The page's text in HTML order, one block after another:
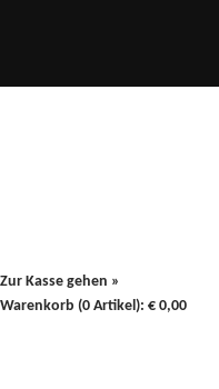
Zur Kasse gehen »
Warenkorb (0 Artikel): € 0,00